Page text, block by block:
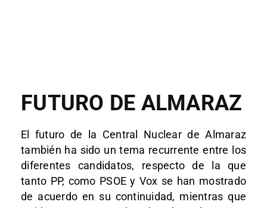
FUTURO DE ALMARAZ
El futuro de la Central Nuclear de Almaraz
también ha sido un tema recurrente entre los
diferentes candidatos, respecto de la que
tanto PP, como PSOE y Vox se han mostrado
de acuerdo en su continuidad, mientras que